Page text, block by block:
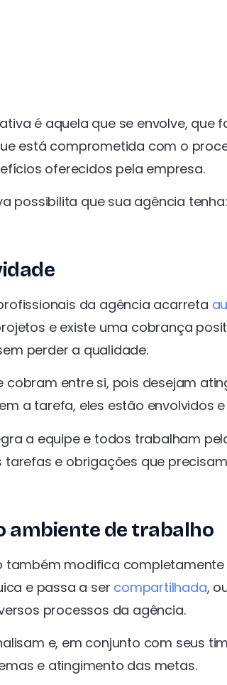
é aquela que se envolve, que
está comprometida com o
oferecidos pela empresa.
possibilita que sua agência tenha:
da agência acarreta
e existe uma cobrança
perder a qualidade.
cobram entre si, pois desejam
a tarefa, eles estão
a equipe e todos trabalham
e obrigações que
ambiente de trabalho
também modifica
e passa a ser compartilhada,
processos da agência.
e, em conjunto com seus
e atingimento das metas.